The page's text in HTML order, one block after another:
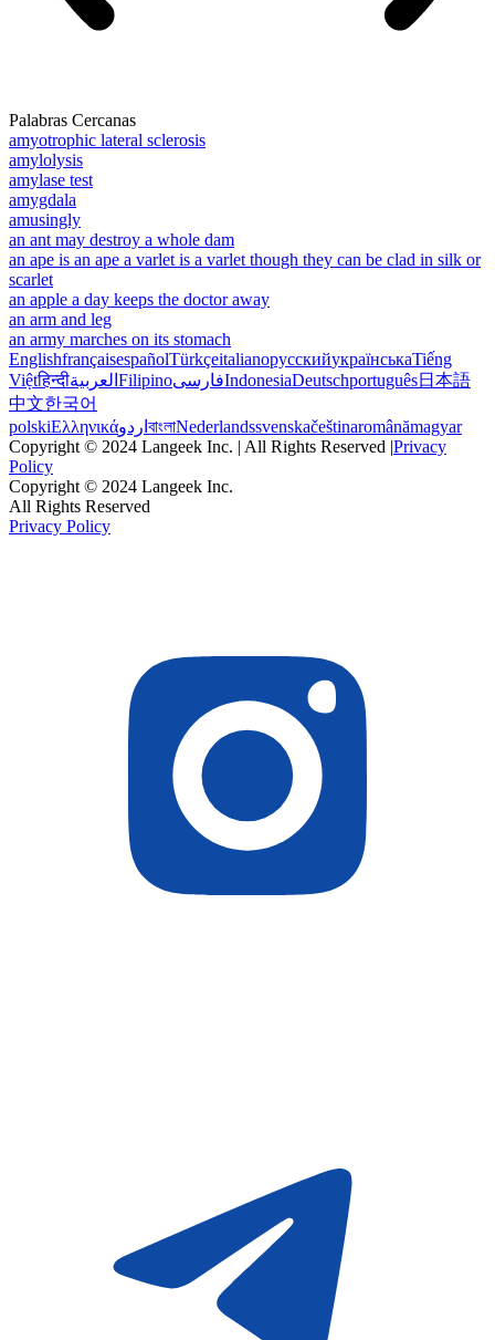
Palabras Cercanas
amyotrophic lateral sclerosis
amylolysis
amylase test
amygdala
amusingly
an ant may destroy a whole dam
an ape is an ape a varlet is a varlet though they can be clad in silk or
scarlet
an apple a day keeps the doctor away
an arm and leg
an army marches on its stomach
EnglishfrançaisespañolTürkçeitalianoрусскийукраїнськаTiếng
Việtहिन्दीالعربية FilipinoفارسیIndonesiaDeutschportuguês日本語
中文한국어
polskiΕλληνικάاردو বাংলাNederlandssvenskačeštinaromânămagyar
Copyright © 2024 Langeek Inc. | All Rights Reserved |Privacy
Policy
Copyright © 2024 Langeek Inc.
All Rights Reserved
Privacy Policy